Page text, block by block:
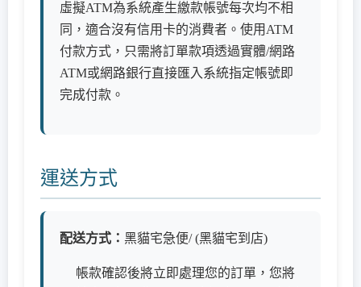
虛擬ATM為系統產生繳款帳號每次均不相
同，適合沒有信用卡的消費者。使用ATM
付款方式，只需將訂單款項透過實體/網路
ATM或網路銀行直接匯入系統指定帳號即
完成付款。
運送方式
配送方式： 黑貓宅急便/ (黑貓宅到店)
帳款確認後將立即處理您的訂單，您將